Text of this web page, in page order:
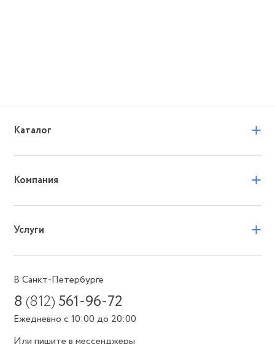
Каталог +
Компания +
Услуги +
В Санкт-Петербурге
8(812) 561-96-72
Ежедневно с 10:00 до 20:00
Или пишите в мессенджеры